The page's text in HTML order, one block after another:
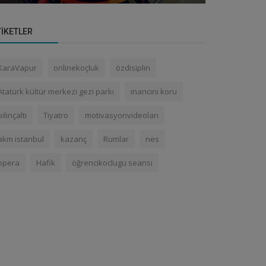
onlinekoçluk özdisiplin
kültür merkezi gezi parkı inancını koru
Tiyatro motivasyonvideoları
istanbul kazanç Rumlar nes
Hafik öğrencikoclugu seansı